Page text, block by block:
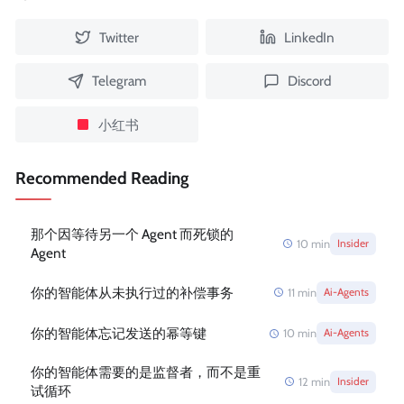
Twitter LinkedIn
Telegram Discord
小红书
Recommended Reading
那个因等待另一个 Agent 而死锁的
Agent
10 min Insider
你的智能体从未执行过的补偿事务 11 min Ai-Agents
你的智能体忘记发送的幂等键 10 min Ai-Agents
你的智能体需要的是监督者，而不是重
试循环
12 min Insider